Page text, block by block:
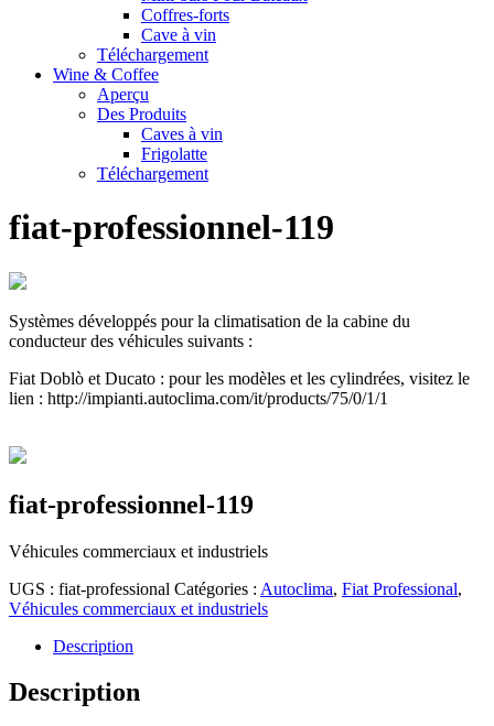
Coffres-forts
Cave à vin
Téléchargement
Wine & Coffee
Aperçu
Des Produits
Caves à vin
Frigolatte
Téléchargement
fiat-professionnel-119
Systèmes développés pour la climatisation de la cabine du
conducteur des véhicules suivants :
Fiat Doblò et Ducato : pour les modèles et les cylindrées, visitez le
lien : http://impianti.autoclima.com/it/products/75/0/1/1
fiat-professionnel-119
Véhicules commerciaux et industriels
UGS : fiat-professional Catégories : Autoclima, Fiat Professional,
Véhicules commerciaux et industriels
Description
Description